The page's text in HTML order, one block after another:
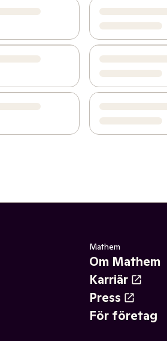
Mathem
Om Mathem
Karriär
Press
För företag